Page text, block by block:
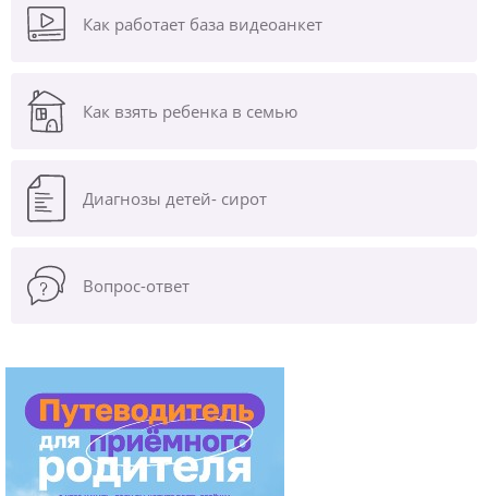
Как работает база видеоанкет
Как взять ребенка в семью
Диагнозы детей- сирот
Вопрос-ответ